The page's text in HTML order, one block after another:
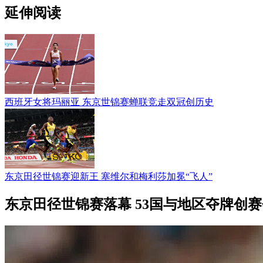
延伸阅读
西班牙女将玛丽亚 东京世锦赛蝉联竞走双冠创历史
东京田径世锦赛迎新王 塞维尔和梅利莎加冕“飞人”
东京田径世锦赛落幕 53国与地区夺牌创